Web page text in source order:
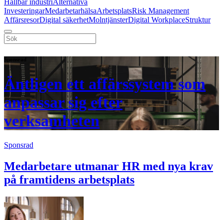
Hållbar industriAlternativa
InvesteringarMedarbetarhälsaArbetsplatsRisk Management
AffärsresorDigital säkerhetMolntjänsterDigital WorkplaceStruktur
Äntligen ett affärssystem som
anpassar sig efter
verksamheten
Sponsrad
Medarbetare utmanar HR med nya krav
på framtidens arbetsplats